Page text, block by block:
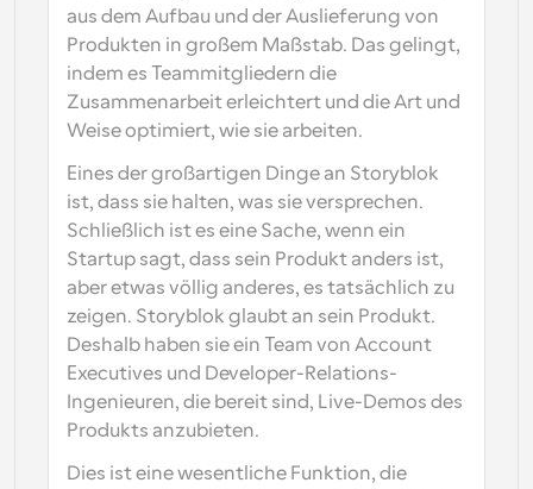
aus dem Aufbau und der Auslieferung von
Produkten in großem Maßstab. Das gelingt,
indem es Teammitgliedern die
Zusammenarbeit erleichtert und die Art und
Weise optimiert, wie sie arbeiten.
Eines der großartigen Dinge an Storyblok
ist, dass sie halten, was sie versprechen.
Schließlich ist es eine Sache, wenn ein
Startup sagt, dass sein Produkt anders ist,
aber etwas völlig anderes, es tatsächlich zu
zeigen. Storyblok glaubt an sein Produkt.
Deshalb haben sie ein Team von Account
Executives und Developer-Relations-
Ingenieuren, die bereit sind, Live-Demos des
Produkts anzubieten.
Dies ist eine wesentliche Funktion, die